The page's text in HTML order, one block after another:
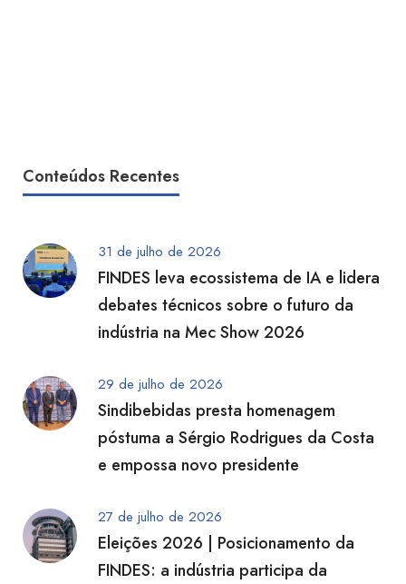
Conteúdos Recentes
31 de julho de 2026
FINDES leva ecossistema de IA e lidera
debates técnicos sobre o futuro da
indústria na Mec Show 2026
29 de julho de 2026
Sindibebidas presta homenagem
póstuma a Sérgio Rodrigues da Costa
e empossa novo presidente
27 de julho de 2026
Eleições 2026 | Posicionamento da
FINDES: a indústria participa da